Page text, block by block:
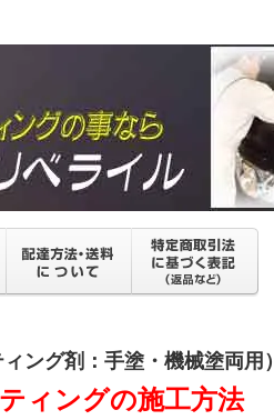
ング剤：手塗・機械塗両用）
ィングの施工方法